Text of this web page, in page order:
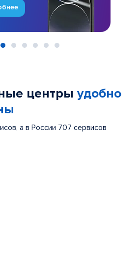
центры удобно
а в России 707 сервисов